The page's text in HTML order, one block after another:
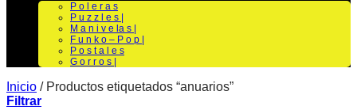
P o l e r a s
P u z z l e s |
M a n i v e la s |
F u n k o – P o p |
P o s t a l e s
G o r r o s |
Inicio /Productos etiquetados “anuarios”
Filtrar